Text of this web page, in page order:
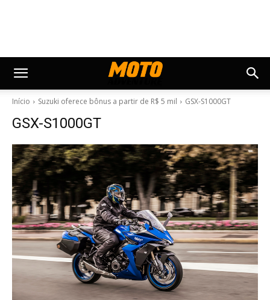
Início Suzuki oferece bônus a partir de R$ 5 mil GSX-S1000GT
GSX-S1000GT